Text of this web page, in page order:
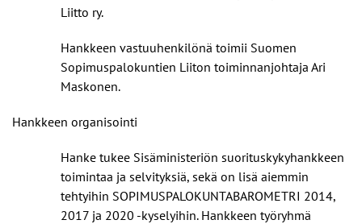
Liitto ry.
Hankkeen vastuuhenkilönä toimii Suomen
Sopimuspalokuntien Liiton toiminnanjohtaja Ari
Maskonen.
Hankkeen organisointi
Hanke tukee Sisäministeriön suorituskykyhankkeen
toimintaa ja selvityksiä, sekä on lisä aiemmin
tehtyihin SOPIMUSPALOKUNTABAROMETRI 2014,
2017 ja 2020 -kyselyihin. Hankkeen työryhmä